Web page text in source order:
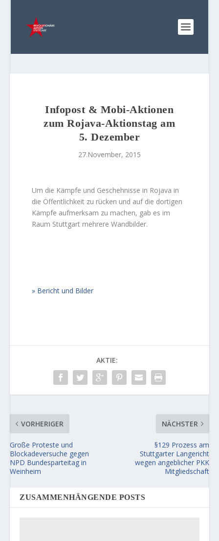
Infopost & Mobi-Aktionen
zum Rojava-Aktionstag am
5. Dezember
27.November, 2015
Um die Kämpfe und Geschehnisse in Rojava in
die Öffentlichkeit zu rücken und auf die dortigen
Kämpfe aufmerksam zu machen, gab es im
Raum Stuttgart mehrere Wandbilder.
Bericht und Bilder
AKTIE:
VORHERIGER
Große Proteste und
Blockadeversuche gegen
NPD Bundesparteitag in
Weinheim
NÄCHSTER
§129 Prozess am
Stuttgarter Langericht
wegen angeblicher PKK
Mitgliedschaft
ZUSAMMENHÄNGENDE POSTS